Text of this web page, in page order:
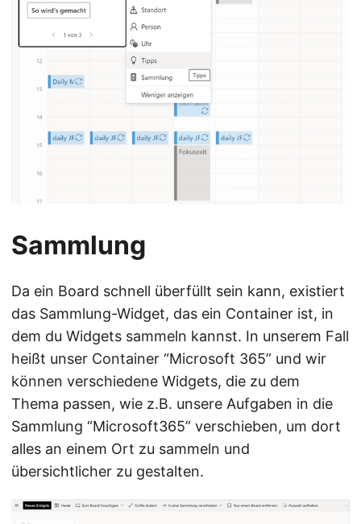
Sammlung
Da ein Board schnell überfüllt sein kann, existiert
das Sammlung-Widget, das ein Container ist, in
dem du Widgets sammeln kannst. In unserem Fall
heißt unser Container “Microsoft 365” und wir
können verschiedene Widgets, die zu dem
Thema passen, wie z.B. unsere Aufgaben in die
Sammlung “Microsoft365” verschieben, um dort
alles an einem Ort zu sammeln und
übersichtlicher zu gestalten.